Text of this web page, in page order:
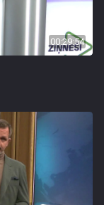
00:29:54